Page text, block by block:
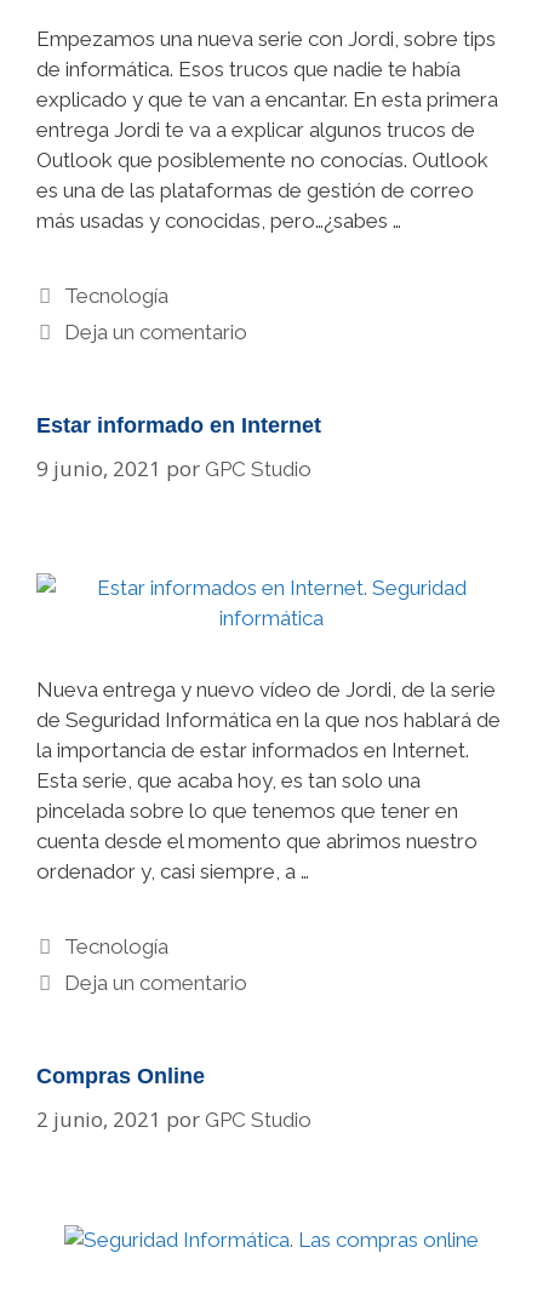
Empezamos una nueva serie con Jordi, sobre tips
de informática. Esos trucos que nadie te había
explicado y que te van a encantar. En esta primera
entrega Jordi te va a explicar algunos trucos de
Outlook que posiblemente no conocías. Outlook
es una de las plataformas de gestión de correo
más usadas y conocidas, pero…¿sabes …
Categorías
Tecnología
Deja un comentario
Estar informado en Internet
9 junio, 2021 por GPC Studio
Nueva entrega y nuevo vídeo de Jordi, de la serie
de Seguridad Informática en la que nos hablará de
la importancia de estar informados en Internet.
Esta serie, que acaba hoy, es tan solo una
pincelada sobre lo que tenemos que tener en
cuenta desde el momento que abrimos nuestro
ordenador y, casi siempre, a …
Categorías
Tecnología
Deja un comentario
Compras Online
2 junio, 2021 por GPC Studio